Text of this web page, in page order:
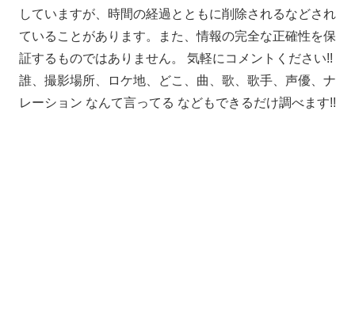
していますが、時間の経過とともに削除されるなどされ
ていることがあります。また、情報の完全な正確性を保
証するものではありません。 気軽にコメントください!!
誰、撮影場所、ロケ地、どこ、曲、歌、歌手、声優、ナ
レーション なんて言ってる などもできるだけ調べます!!